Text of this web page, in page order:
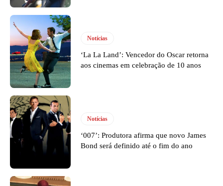
Notícias
‘La La Land’: Vencedor do Oscar retorna
aos cinemas em celebração de 10 anos
Notícias
‘007’: Produtora afirma que novo James
Bond será definido até o fim do ano